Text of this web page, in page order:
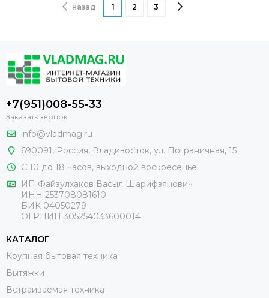
назад 1 2 3
+7(951)008-55-33
Заказать звонок
info@vladmag.ru
690091, Россия, Владивосток, ул. Пограничная, 15
С 10 до 18 часов, выходной воскресенье
ИП Файзулхаков Васыл Шарифзянович
ИНН 253708081610
БИК 04050279
ОГРНИП 305254033600014
КАТАЛОГ
Крупная бытовая техника
Вытяжки
Встраиваемая техника